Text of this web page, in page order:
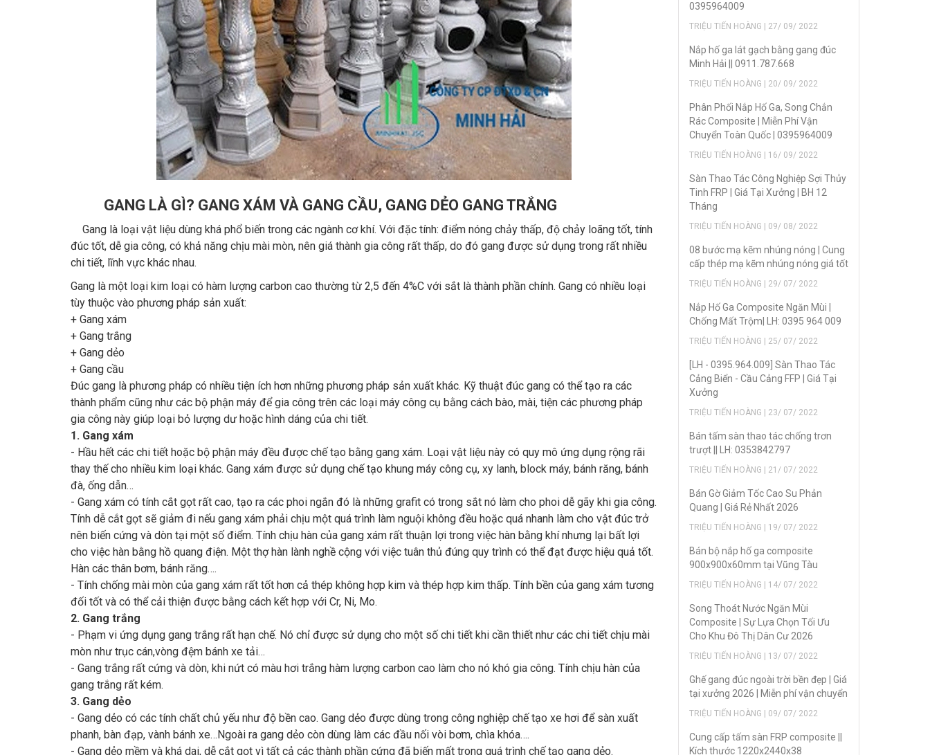
GANG LÀ GÌ? GANG XÁM VÀ GANG CẦU, GANG DẺO GANG TRẮNG
Gang là loại vật liệu dùng khá phổ biến trong các ngành cơ khí. Với đặc tính: điểm nóng chảy thấp, độ chảy loãng tốt, tính
đúc tốt, dễ gia công, có khả năng chịu mài mòn, nên giá thành gia công rất thấp, do đó gang được sử dụng trong rất nhiều
chi tiết, lĩnh vực khác nhau.
Gang là một loại kim loại có hàm lượng carbon cao thường từ 2,5 đến 4%C với sắt là thành phần chính. Gang có nhiều loại
tùy thuộc vào phương pháp sản xuất:
+ Gang xám
+ Gang trắng
+ Gang dẻo
+ Gang cầu
Đúc gang là phương pháp có nhiều tiện ích hơn những phương pháp sản xuất khác. Kỹ thuật đúc gang có thể tạo ra các
thành phẩm cũng như các bộ phận máy để gia công trên các loại máy công cụ bằng cách bào, mài, tiện các phương pháp
gia công này giúp loại bỏ lượng dư hoặc hình dáng của chi tiết.
1. Gang xám
- Hầu hết các chi tiết hoặc bộ phận máy đều được chế tạo bằng gang xám. Loại vật liệu này có quy mô ứng dụng rộng rãi
thay thế cho nhiều kim loại khác. Gang xám được sử dụng chế tạo khung máy công cụ, xy lanh, block máy, bánh răng, bánh
đà, ống dẫn…
- Gang xám có tính cắt gọt rất cao, tạo ra các phoi ngắn đó là những grafit có trong sắt nó làm cho phoi dễ gãy khi gia công.
Tính dễ cắt gọt sẽ giảm đi nếu gang xám phải chịu một quá trình làm nguội không đều hoặc quá nhanh làm cho vật đúc trở
nên biến cứng và dòn tại một số điểm. Tính chịu hàn của gang xám rất thuận lợi trong việc hàn bằng khí nhưng lại bất lợi
cho việc hàn bằng hồ quang điện. Một thợ hàn lành nghề cộng với việc tuân thủ đúng quy trình có thể đạt được hiệu quả tốt.
Hàn các thân bơm, bánh răng….
- Tính chống mài mòn của gang xám rất tốt hơn cả thép không hợp kim và thép hợp kim thấp. Tính bền của gang xám tương
đối tốt và có thể cải thiện được bằng cách kết hợp với Cr, Ni, Mo.
2. Gang trắng
- Phạm vi ứng dụng gang trắng rất hạn chế. Nó chỉ được sử dụng cho một số chi tiết khi cần thiết như các chi tiết chịu mài
mòn như trục cán,vòng đệm bánh xe tải…
- Gang trắng rất cứng và dòn, khi nứt có màu hơi trắng hàm lượng carbon cao làm cho nó khó gia công. Tính chịu hàn của
gang trắng rất kém.
3. Gang dẻo
- Gang dẻo có các tính chất chủ yếu như độ bền cao. Gang dẻo được dùng trong công nghiệp chế tạo xe hơi để sàn xuất
phanh, bàn đạp, vành bánh xe…Ngoài ra gang dẻo còn dùng làm các đầu nối vòi bơm, chìa khóa….
- Gang dẻo mềm và khá dai, dễ cắt gọt vì tất cả các thành phần cứng đã biến mất trong quá trình chế tạo gang dẻo.
0395964009
TRIỆU TIẾN HOÀNG | 27/ 09/ 2022
Nắp hố ga lát gạch bằng gang đúc
Minh Hải || 0911.787.668
TRIỆU TIẾN HOÀNG | 20/ 09/ 2022
Phân Phối Nắp Hố Ga, Song Chắn
Rác Composite | Miễn Phí Vận
Chuyển Toàn Quốc | 0395964009
TRIỆU TIẾN HOÀNG | 16/ 09/ 2022
Sàn Thao Tác Công Nghiệp Sợi Thủy
Tinh FRP | Giá Tại Xưởng | BH 12
Tháng
TRIỆU TIẾN HOÀNG | 09/ 08/ 2022
08 bước mạ kẽm nhúng nóng | Cung
cấp thép mạ kẽm nhúng nóng giá tốt
TRIỆU TIẾN HOÀNG | 29/ 07/ 2022
Nắp Hố Ga Composite Ngăn Mùi |
Chống Mất Trộm| LH: 0395 964 009
TRIỆU TIẾN HOÀNG | 25/ 07/ 2022
[LH - 0395.964.009] Sàn Thao Tác
Cảng Biển - Cầu Cảng FFP | Giá Tại
Xưởng
TRIỆU TIẾN HOÀNG | 23/ 07/ 2022
Bán tấm sàn thao tác chống trơn
trượt || LH: 0353842797
TRIỆU TIẾN HOÀNG | 21/ 07/ 2022
Bán Gờ Giảm Tốc Cao Su Phản
Quang | Giá Rẻ Nhất 2026
TRIỆU TIẾN HOÀNG | 19/ 07/ 2022
Bán bộ nắp hố ga composite
900x900x60mm tại Vũng Tàu
TRIỆU TIẾN HOÀNG | 14/ 07/ 2022
Song Thoát Nước Ngăn Mùi
Composite | Sự Lựa Chọn Tối Ưu
Cho Khu Đô Thị Dân Cư 2026
TRIỆU TIẾN HOÀNG | 13/ 07/ 2022
Ghế gang đúc ngoài trời bền đẹp | Giá
tại xưởng 2026 | Miễn phí vận chuyển
TRIỆU TIẾN HOÀNG | 09/ 07/ 2022
Cung cấp tấm sàn FRP composite ||
Kích thước 1220x2440x38